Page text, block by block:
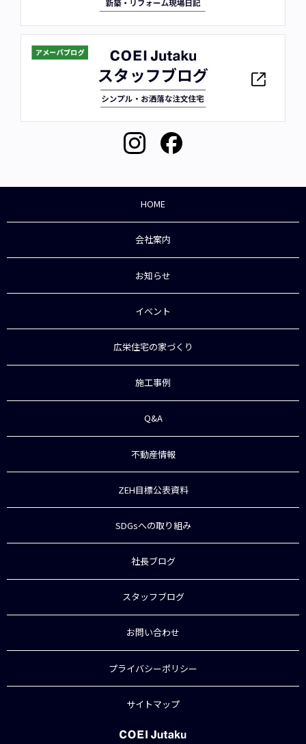
HOME
会社案内
お知らせ
イベント
広栄住宅の家づくり
施工事例
Q&A
不動産情報
ZEH目標公表資料
SDGsへの取り組み
社長ブログ
スタッフブログ
お問い合わせ
プライバシーポリシー
サイトマップ